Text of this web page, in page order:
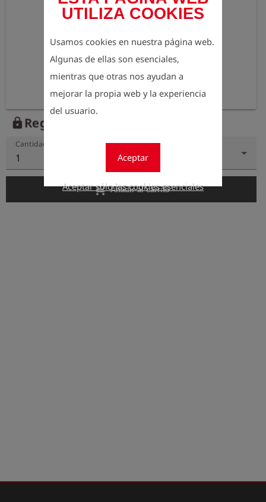
UTILIZA COOKIES
Usamos cookies en nuestra página web.
Algunas de ellas son esenciales,
mientras que otras nos ayudan a
mejorar la propia web y la experiencia
del usuario.
Aceptar
Aceptar sólo las cookies esenciales
lock Regístrese para ver el precio
Cantidad
1
add_shopping_cart Añadir al carrito